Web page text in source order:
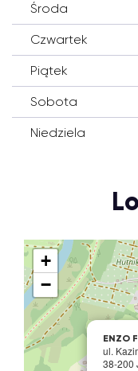
Środa
Czwartek
Piątek
Sobota
Niedziela
ENZO
ul.
38-200
+
−